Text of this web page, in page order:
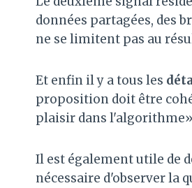
données partagées, des
ne se limitent pas au
Et enfin il y a tous les
proposition doit être
plaisir dans l'algorithme»
Il est également utile de
nécessaire d'observer la